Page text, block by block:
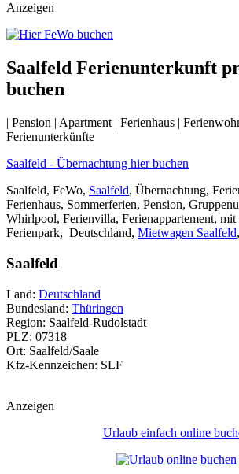
Anzeigen
Saalfeld Ferienunterkunft
buchen
| Pension | Apartment | Ferienhaus |
Ferienunterkünfte
Saalfeld - Übernachtung hier buchen
Saalfeld, FeWo, Saalfeld, Übernachtung,
Ferienhaus, Sommerferien, Pension,
Whirlpool, Ferienvilla, Ferienappartement, mit
Ferienpark, Deutschland, Mietwagen Saalfeld
Saalfeld
Land: Deutschland
Bundesland: Thüringen
Region: Saalfeld-Rudolstadt
PLZ: 07318
Ort: Saalfeld/Saale
Kfz-Kennzeichen: SLF
Anzeigen
Urlaub einfach online